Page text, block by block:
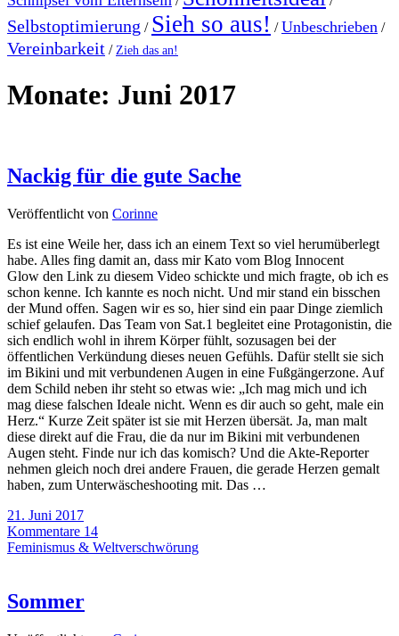
Selbstoptimierung / Sieh so aus! /Unbeschrieben /
Vereinbarkeit / Zieh das an!
Monate: Juni 2017
Nackig für die gute Sache
Veröffentlicht von Corinne
Es ist eine Weile her, dass ich an einem Text so viel herumüberlegt
habe. Alles fing damit an, dass mir Kato vom Blog Innocent
Glow den Link zu diesem Video schickte und mich fragte, ob ich es
schon kenne. Ich kannte es noch nicht. Und mir stand ein bisschen
der Mund offen. Sagen wir es so, hier sind ein paar Dinge ziemlich
schief gelaufen. Das Team von Sat.1 begleitet eine Protagonistin, die
sich endlich wohl in ihrem Körper fühlt, sozusagen bei der
öffentlichen Verkündung dieses neuen Gefühls. Dafür stellt sie sich
im Bikini und mit verbundenen Augen in eine Fußgängerzone. Auf
dem Schild neben ihr steht so etwas wie: „Ich mag mich und ich
mag diese falschen Ideale nicht. Wenn es dir auch so geht, male ein
Herz.“ Kurze Zeit später ist sie mit Herzen übersät. Ja, man malt
diese direkt auf die Frau, die da nur im Bikini mit verbundenen
Augen steht. Finde nur ich das komisch? Und die Akte-Reporter
nehmen gleich noch drei andere Frauen, die gerade Herzen gemalt
haben, zum Unterwäscheshooting mit. Das …
21. Juni 2017
Kommentare 14
Feminismus & Weltverschwörung
Sommer